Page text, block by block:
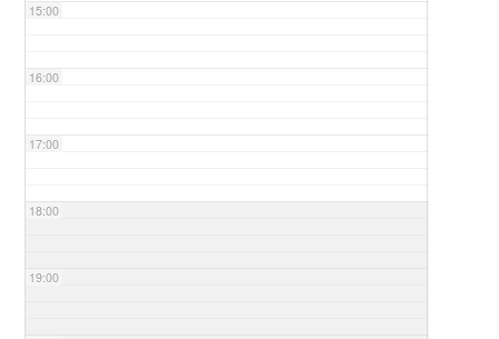
15:00
16:00
17:00
18:00
19:00